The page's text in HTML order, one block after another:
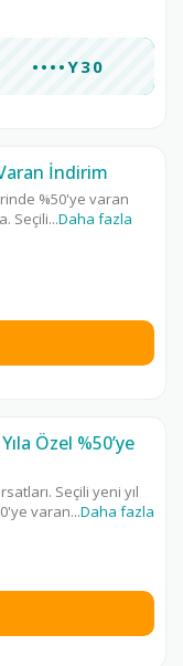
••••Y30
İndirim
%50'ye varan
Seçili...Daha fazla
Özel %50’ye
Seçili yeni yıl
varan...Daha fazla